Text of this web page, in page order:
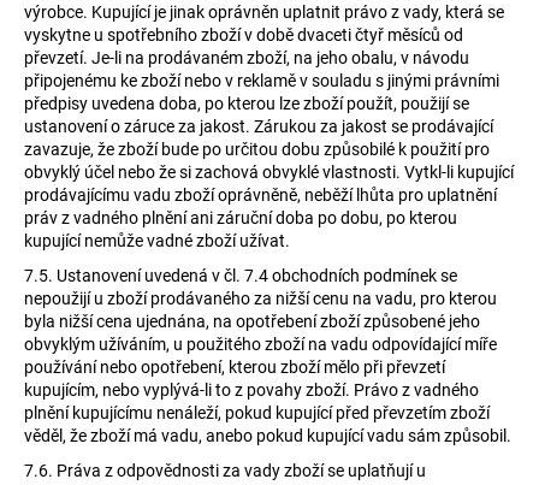
výrobce. Kupující je jinak oprávněn uplatnit právo z vady, která se
vyskytne u spotřebního zboží v době dvaceti čtyř měsíců od
převzetí. Je-li na prodávaném zboží, na jeho obalu, v návodu
připojenému ke zboží nebo v reklamě v souladu s jinými právními
předpisy uvedena doba, po kterou lze zboží použít, použijí se
ustanovení o záruce za jakost. Zárukou za jakost se prodávající
zavazuje, že zboží bude po určitou dobu způsobilé k použití pro
obvyklý účel nebo že si zachová obvyklé vlastnosti. Vytkl-li kupující
prodávajícímu vadu zboží oprávněně, neběží lhůta pro uplatnění
práv z vadného plnění ani záruční doba po dobu, po kterou
kupující nemůže vadné zboží užívat.
7.5. Ustanovení uvedená v čl. 7.4 obchodních podmínek se
nepoužijí u zboží prodávaného za nižší cenu na vadu, pro kterou
byla nižší cena ujednána, na opotřebení zboží způsobené jeho
obvyklým užíváním, u použitého zboží na vadu odpovídající míře
používání nebo opotřebení, kterou zboží mělo při převzetí
kupujícím, nebo vyplývá-li to z povahy zboží. Právo z vadného
plnění kupujícímu nenáleží, pokud kupující před převzetím zboží
věděl, že zboží má vadu, anebo pokud kupující vadu sám způsobil.
7.6. Práva z odpovědnosti za vady zboží se uplatňují u